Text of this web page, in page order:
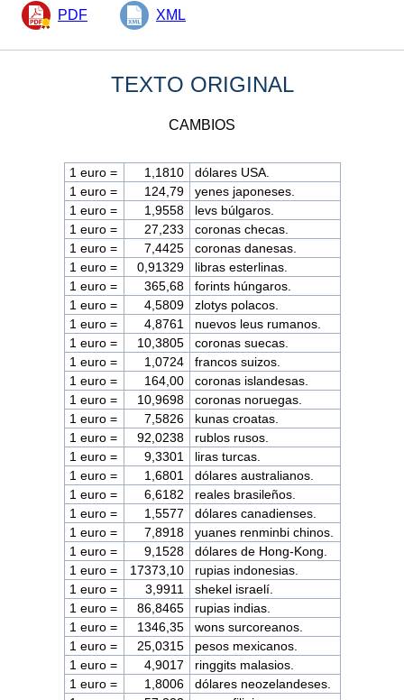
PDF XML
TEXTO ORIGINAL
CAMBIOS
1 euro = 1,1810
dólares USA.
1 euro =
124,79
yenes japoneses.
1 euro =
1,9558
levs búlgaros.
1 euro =
27,233
coronas checas.
1 euro =
7,4425
coronas danesas.
1 euro =
0,91329
libras esterlinas.
1 euro =
365,68
forints húngaros.
1 euro =
4,5809
zlotys polacos.
1 euro =
4,8761
nuevos leus rumanos.
1 euro =
10,3805
coronas suecas.
1 euro =
1,0724
francos suizos.
1 euro =
164,00
coronas islandesas.
1 euro =
10,9698
coronas noruegas.
1 euro =
7,5826
kunas croatas.
1 euro =
92,0238
rublos rusos.
1 euro =
9,3301
liras turcas.
1 euro =
1,6801
dólares australianos.
1 euro =
6,6182
reales brasileños.
1 euro =
1,5577
dólares canadienses.
1 euro =
7,8918
yuanes renminbi chinos.
1 euro =
9,1528
dólares de Hong-Kong.
1 euro =
17373,10
rupias indonesias.
1 euro =
3,9911
shekel israelí.
1 euro =
86,8465
rupias indias.
1 euro =
1346,35
wons surcoreanos.
1 euro =
25,0315
pesos mexicanos.
1 euro =
4,9017
ringgits malasios.
1 euro =
1,8006
dólares neozelandeses.